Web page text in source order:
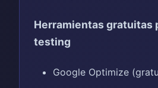
Herramientas gratuitas
testing
Google Optimize